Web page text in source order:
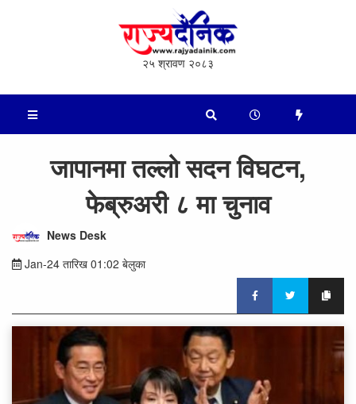
२५ श्रावण २०८३
जापानमा तल्लो सदन विघटन,
फेब्रुअरी ८ मा चुनाव
News Desk
Jan-24 तारिख 01:02 बेलुका